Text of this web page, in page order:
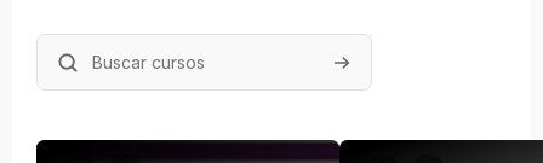
Buscar cursos Buscar cursos